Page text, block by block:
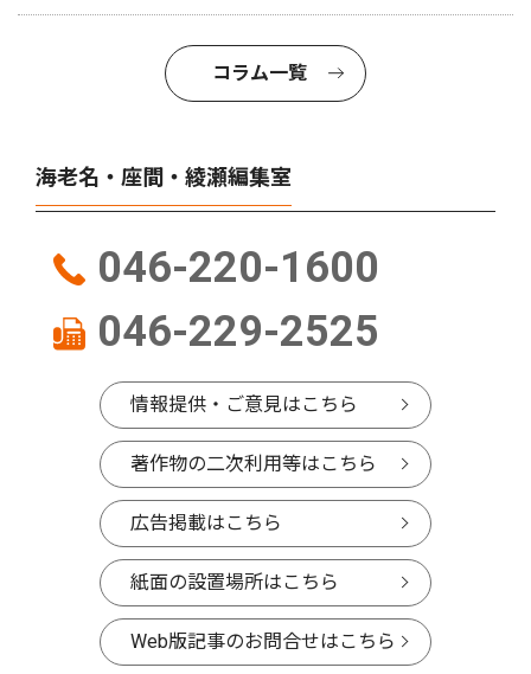
コラム一覧
海老名・座間・綾瀬編集室
046-220-1600
046-229-2525
情報提供・ご意見はこちら
著作物の二次利用等はこちら
広告掲載はこちら
紙面の設置場所はこちら
Web版記事のお問合せはこちら